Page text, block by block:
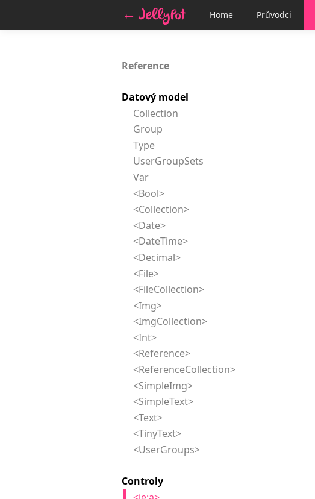
Home Průvodci
Reference
Datový model
Collection
Group
Type
UserGroupSets
Var
<Bool>
<Collection>
<Date>
<DateTime>
<Decimal>
<File>
<FileCollection>
<Img>
<ImgCollection>
<Int>
<Reference>
<ReferenceCollection>
<SimpleImg>
<SimpleText>
<Text>
<TinyText>
<UserGroups>
Controly